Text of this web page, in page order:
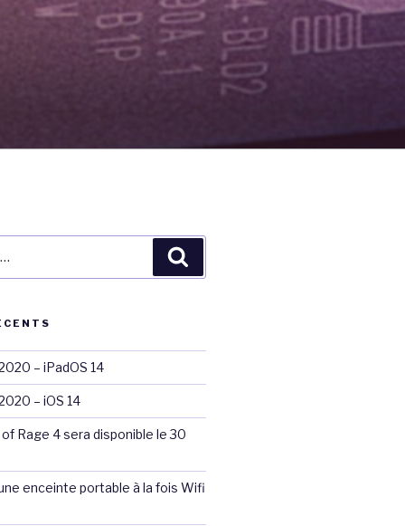
– iPadOS 14
– iOS 14
Rage 4 sera disponible le 30
enceinte portable à la fois Wifi